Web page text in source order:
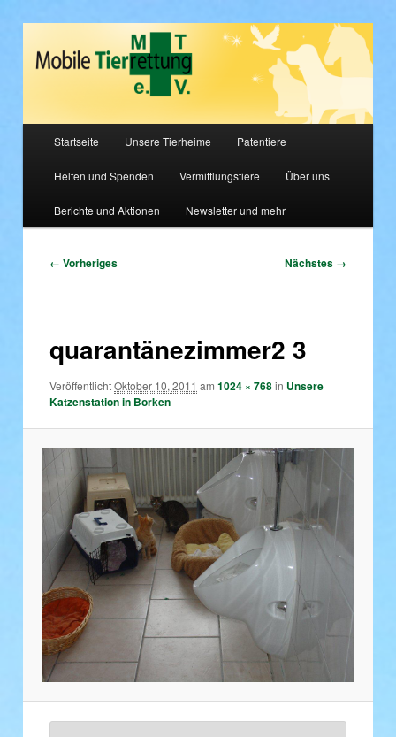
Mobile Tierrettung e.V.
Tierschutz, bitte hört nicht auf zu helfen!
Zum
primären
Inhalt
springen
Startseite Unsere Tierheime Patentiere
Helfen und Spenden Vermittlungstiere Über uns
Berichte und Aktionen Newsletter und mehr
Bilder-
← Vorheriges Nächstes →
quarantänezimmer2 3
VeröffentlichtOktober 10, 2011 am1024 × 768in Unsere
Katzenstation in Borken